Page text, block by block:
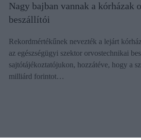
Nagy bajban vannak a kórházak
beszállítói
Rekordmértékűnek nevezték a lejárt
az egészségügyi szektor orvostechnikai
sajtótájékoztatójukon, hozzátéve, hogy a
milliárd forintot…